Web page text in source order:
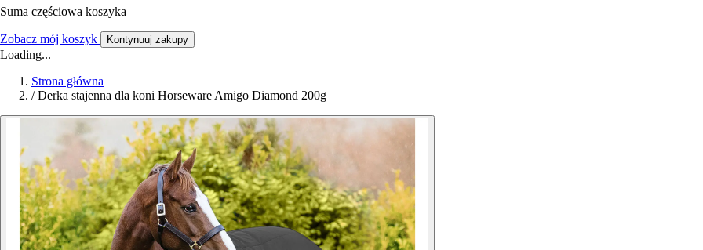
Suma częściowa koszyka
Zobacz mój koszyk Kontynuuj zakupy
Loading...
Strona główna
/ Derka stajenna dla koni Horseware Amigo Diamond 200g